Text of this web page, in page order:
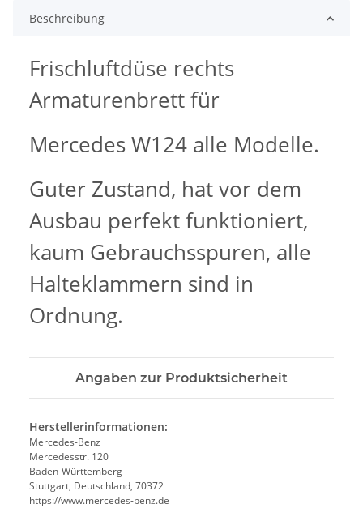
Beschreibung
Frischluftdüse rechts
Armaturenbrett für
Mercedes W124 alle Modelle.
Guter Zustand, hat vor dem
Ausbau perfekt funktioniert,
kaum Gebrauchsspuren, alle
Halteklammern sind in
Ordnung.
Angaben zur Produktsicherheit
Herstellerinformationen:
Mercedes-Benz
Mercedesstr. 120
Baden-Württemberg
Stuttgart, Deutschland, 70372
https://www.mercedes-benz.de